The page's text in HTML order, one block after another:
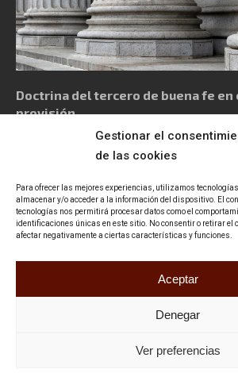
Gestionar el
de las cookies
Para ofrecer las mejores experiencias, utilizamos
almacenar y/o acceder a la información del dispositivo. El
tecnologías nos permitirá procesar datos como el
identificaciones únicas en este sitio. No consentir o retirar el
afectar negativamente a ciertas características y funciones.
Aceptar
Denegar
Ver preferencias
Doctrina del tercero de buena fe en
provisión
Política de privacidad Aviso Legal